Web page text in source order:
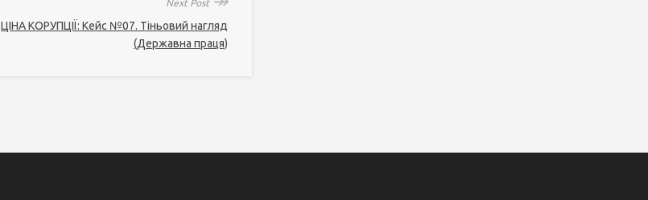
Next Post
ЦІНА КОРУПЦІЇ: Кейс №07. Тіньовий нагляд
(Державна праця)